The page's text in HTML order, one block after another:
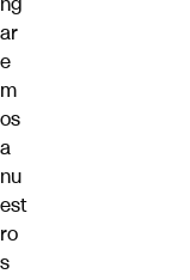
ar
e
m
os
a
nu
est
ro
s